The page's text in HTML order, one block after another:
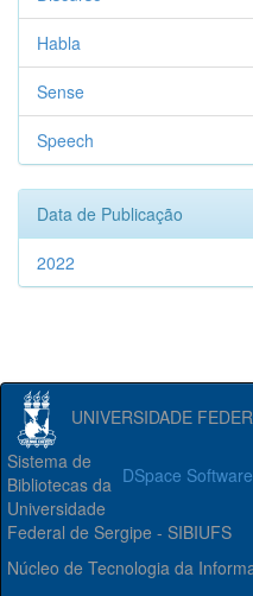
Habla
Sense
Speech
Data de Publicação
2022
UNIVERSIDADE
DSpace Software
Sistema de
Bibliotecas da
Universidade
Federal de Sergipe - SIBIUFS
Núcleo de Tecnologia da